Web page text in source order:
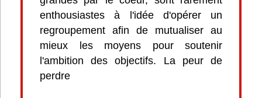
enthousiastes à l'idée d'opérer un
regroupement afin de mutualiser au
mieux les moyens pour soutenir
l'ambition des objectifs. La peur de
perdre